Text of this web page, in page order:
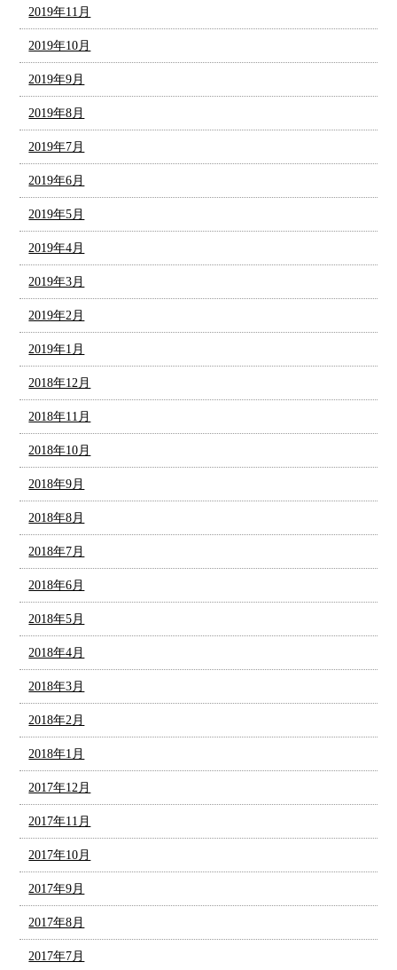
2019年11月
2019年10月
2019年9月
2019年8月
2019年7月
2019年6月
2019年5月
2019年4月
2019年3月
2019年2月
2019年1月
2018年12月
2018年11月
2018年10月
2018年9月
2018年8月
2018年7月
2018年6月
2018年5月
2018年4月
2018年3月
2018年2月
2018年1月
2017年12月
2017年11月
2017年10月
2017年9月
2017年8月
2017年7月